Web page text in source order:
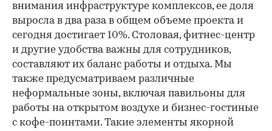
внимания инфраструктуре комплексов, ее доля
выросла в два раза в общем объеме проекта и
сегодня достигает 10%. Столовая, фитнес-центр
и другие удобства важны для сотрудников,
составляют их баланс работы и отдыха. Мы
также предусматриваем различные
неформальные зоны, включая павильоны для
работы на открытом воздухе и бизнес-гостиные
с кофе-поинтами. Такие элементы якорной